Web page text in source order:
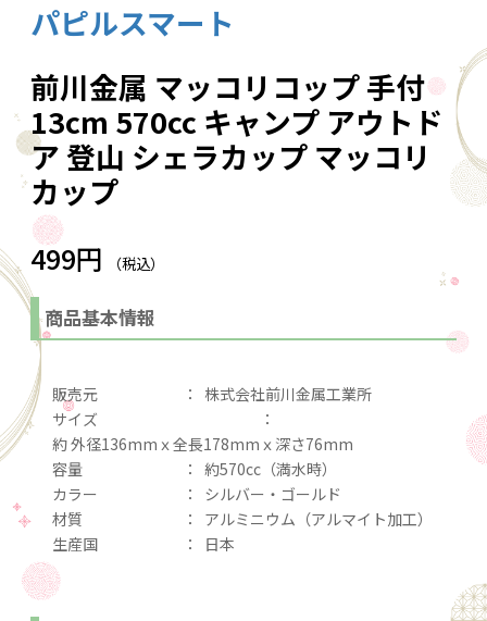
パピルスマート
前川金属 マッコリコップ 手付
13cm 570cc キャンプ アウトド
ア 登山 シェラカップ マッコリ
カップ
499円 （税込）
商品基本情報
販売元 ： 株式会社前川金属工業所
サイズ
：
約 外径136mmｘ全長178mmｘ深さ76mm
容量
： 約570cc（満水時）
カラー
： シルバー・ゴールド
材質
： アルミニウム（アルマイト加工）
生産国
： 日本